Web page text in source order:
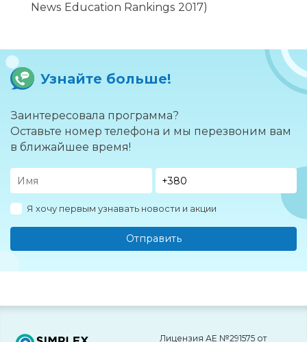
News Education Rankings 2017)
Узнайте больше!
Заинтересовала программа?
Оставьте номер телефона и мы перезвоним вам
в ближайшее время!
Я хочу первым узнавать новости и акции
Отправить
Лицензия АЕ №291575 от